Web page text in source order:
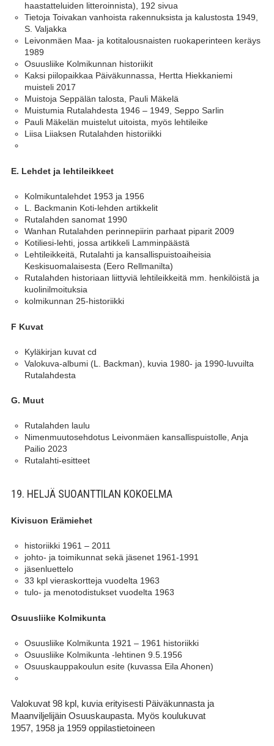
haastatteluiden litteroinnista), 192 sivua
Tietoja Toivakan vanhoista rakennuksista ja kalustosta 1949,
S. Valjakka
Leivonmäen Maa- ja kotitalousnaisten ruokaperinteen keräys
1989
Osuusliike Kolmikunnan historiikit
Kaksi piilopaikkaa Päiväkunnassa, Hertta Hiekkaniemi
muisteli 2017
Muistoja Seppälän talosta, Pauli Mäkelä
Muistumia Rutalahdesta 1946 – 1949, Seppo Sarlin
Pauli Mäkelän muistelut uitoista, myös lehtileike
Liisa Liiaksen Rutalahden historiikki
E. Lehdet ja lehtileikkeet
Kolmikuntalehdet 1953 ja 1956
L. Backmanin Koti-lehden artikkelit
Rutalahden sanomat 1990
Wanhan Rutalahden perinnepiirin parhaat piparit 2009
Kotiliesi-lehti, jossa artikkeli Lamminpäästä
Lehtileikkeitä, Rutalahti ja kansallispuistoaiheisia
Keskisuomalaisesta (Eero Rellmanilta)
Rutalahden historiaan liittyviä lehtileikkeitä mm. henkilöistä ja
kuolinilmoituksia
kolmikunnan 25-historiikki
F Kuvat
Kyläkirjan kuvat cd
Valokuva-albumi (L. Backman), kuvia 1980- ja 1990-luvuilta
Rutalahdesta
G. Muut
Rutalahden laulu
Nimenmuutosehdotus Leivonmäen kansallispuistolle, Anja
Pailio 2023
Rutalahti-esitteet
19. HELJÄ SUOANTTILAN KOKOELMA
Kivisuon Erämiehet
historiikki 1961 – 2011
johto- ja toimikunnat sekä jäsenet 1961-1991
jäsenluettelo
33 kpl vieraskortteja vuodelta 1963
tulo- ja menotodistukset vuodelta 1963
Osuusliike Kolmikunta
Osuusliike Kolmikunta 1921 – 1961 historiikki
Osuusliike Kolmikunta -lehtinen 9.5.1956
Osuuskauppakoulun esite (kuvassa Eila Ahonen)
Valokuvat 98 kpl, kuvia erityisesti Päiväkunnasta ja
Maanviljelijäin Osuuskaupasta. Myös koulukuvat
1957, 1958 ja 1959 oppilastietoineen